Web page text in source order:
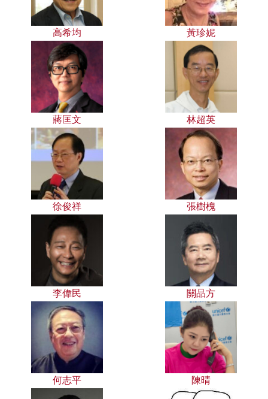
高希均 黃珍妮
蔣匡文 林超英
徐俊祥 張樹槐
李偉民 關品方
何志平 陳晴